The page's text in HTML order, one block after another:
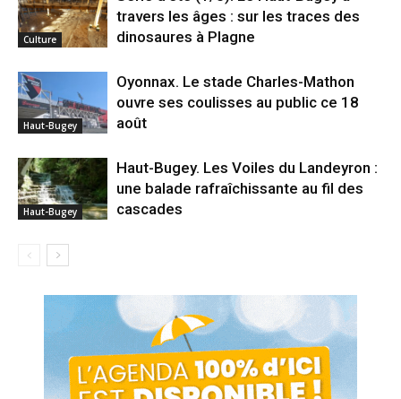
Culture
travers les âges : sur les traces des
dinosaures à Plagne
Haut-Bugey
Oyonnax. Le stade Charles-Mathon
ouvre ses coulisses au public ce 18
août
Haut-Bugey
Haut-Bugey. Les Voiles du Landeyron :
une balade rafraîchissante au fil des
cascades